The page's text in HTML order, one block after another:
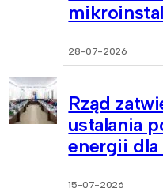
28-07-2026
Rząd
ustalania
energii
15-07-2026